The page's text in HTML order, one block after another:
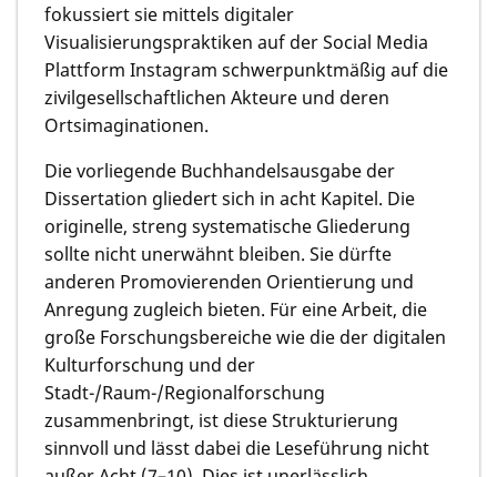
fokussiert sie mittels digitaler
Visualisierungspraktiken auf der Social Media
Plattform Instagram schwerpunktmäßig auf die
zivilgesellschaftlichen Akteure und deren
Ortsimaginationen.
Die vorliegende Buchhandelsausgabe der
Dissertation gliedert sich in acht Kapitel. Die
originelle, streng systematische Gliederung
sollte nicht unerwähnt bleiben. Sie dürfte
anderen Promovierenden Orientierung und
Anregung zugleich bieten. Für eine Arbeit, die
große Forschungsbereiche wie die der digitalen
Kulturforschung und der
Stadt-/Raum-/Regionalforschung
zusammenbringt, ist diese Strukturierung
sinnvoll und lässt dabei die Leseführung nicht